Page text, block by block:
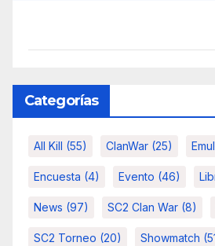
Categorías
All Kill (55) ClanWar (25)
Encuesta (4) Evento (46)
News (97) SC2 Clan War (8)
SC2 Torneo (20) Showmatch